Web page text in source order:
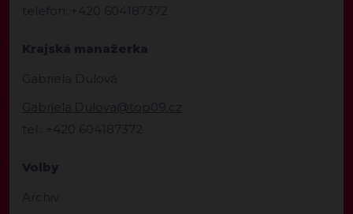
telefon: +420 604187372
Krajská manažerka
Gabriela Dulová
Gabriela.Dulova@top09.cz
tel.: +420 604187372
Volby
Archiv